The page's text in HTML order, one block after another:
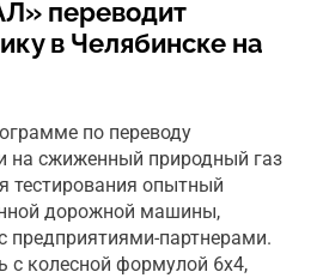
переводит
в Челябинске на
по переводу
на сжиженный природный газ
тестирования опытный
дорожной машины,
предприятиями-партнерами.
колесной формулой 6х4,